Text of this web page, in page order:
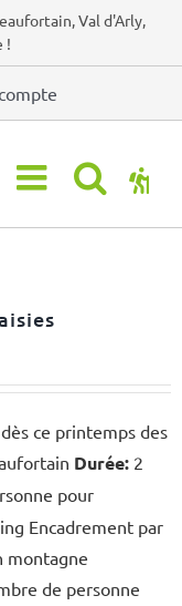
Val d'Arly,
!
ce printemps des
Durée:2
pour
Encadrement par
montagne
de personne